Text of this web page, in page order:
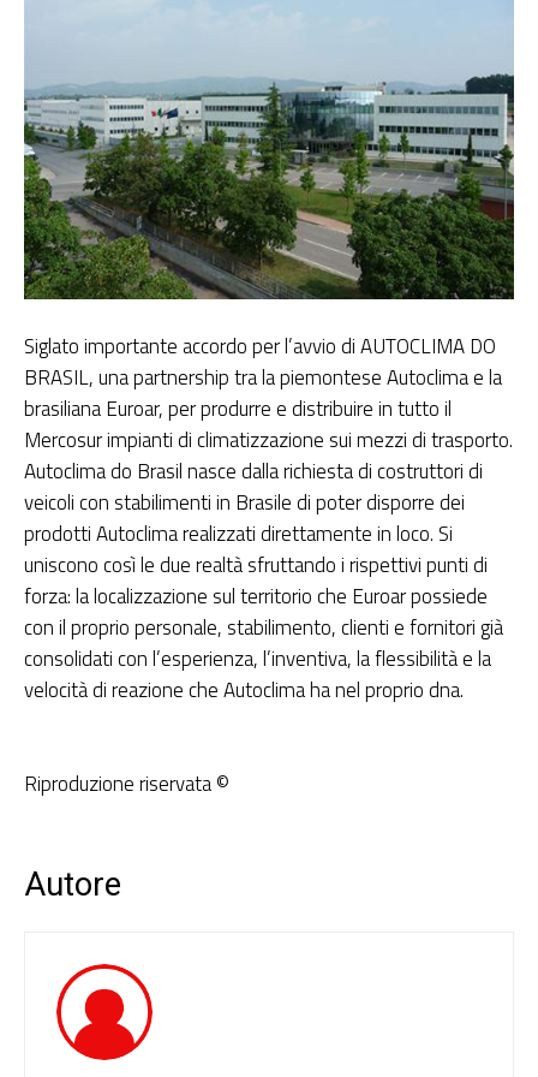
Siglato importante accordo per l’avvio di AUTOCLIMA DO
BRASIL, una partnership trala piemontese Autoclimaela
brasiliana Euroar, per produrre e distribuire in tutto il
Mercosur impianti di climatizzazione sui mezzi di trasporto.
Autoclima do Brasil nasce dalla richiesta di costruttori di
veicoli con stabilimenti in Brasile di poter disporre dei
prodotti Autoclima realizzati direttamente in loco. Si
uniscono così le due realtà sfruttando i rispettivi punti di
forza: la localizzazione sul territorio che Euroar possiede
con il proprio personale, stabilimento, clienti e fornitori già
consolidati con l’esperienza, l’inventiva, la flessibilità e la
velocità di reazione che Autoclima ha nel proprio dna.
Riproduzione riservata ©
Autore